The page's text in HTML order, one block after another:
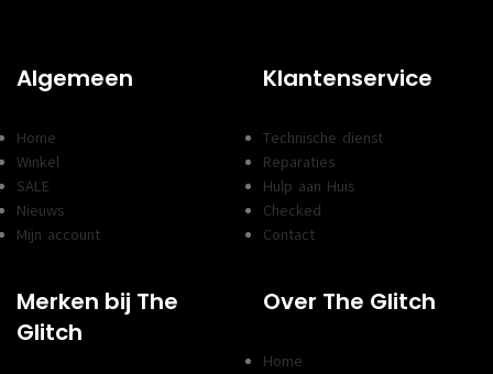
Algemeen
Home
Winkel
SALE
Nieuws
Mijn account
Klantenservice
Technische dienst
Reparaties
Hulp aan Huis
Checked
Contact
Merken bij The
Glitch
Over The Glitch
Home